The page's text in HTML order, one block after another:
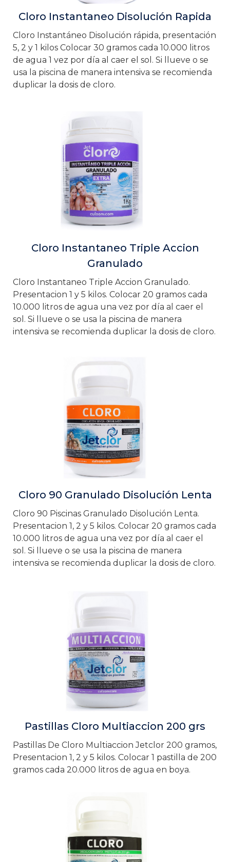
Cloro Instantaneo Disolución Rapida
Cloro Instantáneo Disolución rápida, presentación
5, 2 y 1 kilos Colocar 30 gramos cada 10.000 litros
de agua 1 vez por día al caer el sol. Si llueve o se
usa la piscina de manera intensiva se recomienda
duplicar la dosis de cloro.
Cloro Instantaneo Triple Accion
Granulado
Cloro Instantaneo Triple Accion Granulado.
Presentacion 1 y 5 kilos. Colocar 20 gramos cada
10.000 litros de agua una vez por día al caer el
sol. Si llueve o se usa la piscina de manera
intensiva se recomienda duplicar la dosis de cloro.
Cloro 90 Granulado Disolución Lenta
Cloro 90 Piscinas Granulado Disolución Lenta.
Presentacion 1, 2 y 5 kilos. Colocar 20 gramos cada
10.000 litros de agua una vez por día al caer el
sol. Si llueve o se usa la piscina de manera
intensiva se recomienda duplicar la dosis de cloro.
Pastillas Cloro Multiaccion 200 grs
Pastillas De Cloro Multiaccion Jetclor 200 gramos,
Presentacion 1, 2 y 5 kilos. Colocar 1 pastilla de 200
gramos cada 20.000 litros de agua en boya.